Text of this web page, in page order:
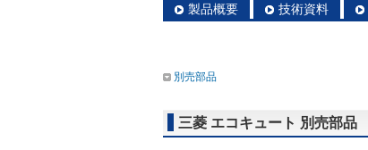
製品概要 技術資料
別売部品
三菱 エコキュート 別売部品